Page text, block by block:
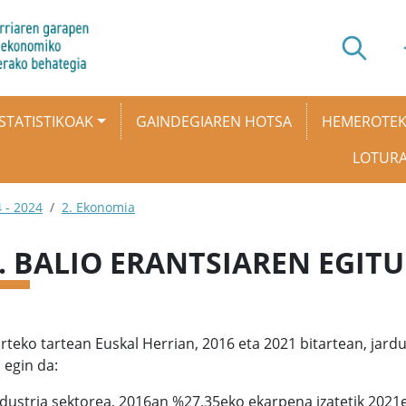
GAINDEGIAREN HOTSA
- 2024 2. Ekonomia
BALIO ERANTSIAREN
tartean Euskal Herrian, 2016 eta 2021 bitartean,
da:
sektorea, 2016an %27,35eko ekarpena izatetik